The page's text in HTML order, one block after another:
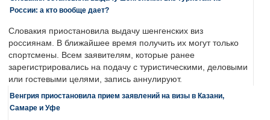
России: а кто вообще дает?
Словакия приостановила выдачу шенгенских виз
россиянам. В ближайшее время получить их могут только
спортсмены. Всем заявителям, которые ранее
зарегистрировались на подачу с туристическими, деловыми
или гостевыми целями, запись аннулируют.
Венгрия приостановила прием заявлений на визы в Казани,
Самаре и Уфе